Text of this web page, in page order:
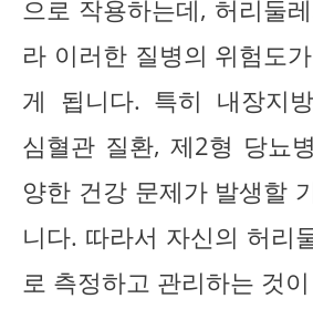
으로 작용하는데, 허리둘
라 이러한 질병의 위험도
게 됩니다. 특히 내장지
심혈관 질환, 제2형 당뇨
양한 건강 문제가 발생할
니다. 따라서 자신의 허리
로 측정하고 관리하는 것